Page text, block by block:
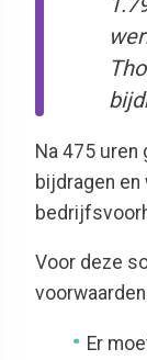
Na 475 uren
bijdragen
Voor deze
Er